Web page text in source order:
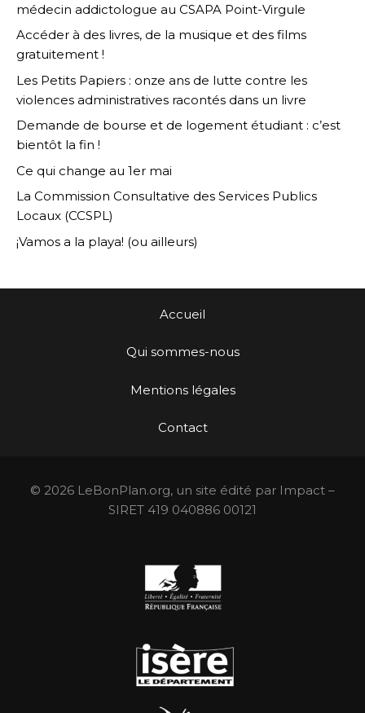
médecin addictologue au CSAPA Point-Virgule
Accéder à des livres, de la musique et des films
gratuitement !
Les Petits Papiers : onze ans de lutte contre les
violences administratives racontés dans un livre
Demande de bourse et de logement étudiant : c’est
bientôt la fin !
Ce qui change au 1er mai
La Commission Consultative des Services Publics
Locaux (CCSPL)
¡Vamos a la playa! (ou ailleurs)
Accueil
Qui sommes-nous
Mentions légales
Contact
© 2026 LeBonPlan.org, un site édité par Impact –
SIRET 419 040886 00121